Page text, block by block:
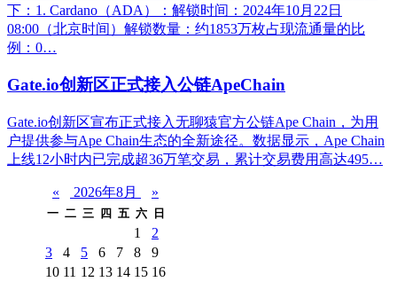
下：1. Cardano（ADA）：解锁时间：2024年10月22日
08:00（北京时间）解锁数量：约1853万枚占现流通量的比
例：0…
Gate.io创新区正式接入公链ApeChain
Gate.io创新区宣布正式接入无聊猿官方公链Ape Chain，为用
户提供参与Ape Chain生态的全新途径。数据显示，Ape Chain
上线12小时内已完成超36万笔交易，累计交易费用高达495…
« 2026年8月 »
一 二 三 四 五 六 日
1
2
3
4 5 6 7 8
9
10 11 12 13 14 15 16